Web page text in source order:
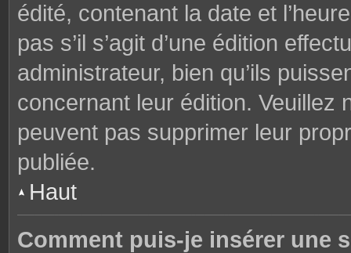
édité, contenant la date et
pas s’il s’agit d’une édition
administrateur, bien qu’ils
concernant leur édition. Veuillez
peuvent pas supprimer leur
publiée.
Haut
Comment puis-je insérer une